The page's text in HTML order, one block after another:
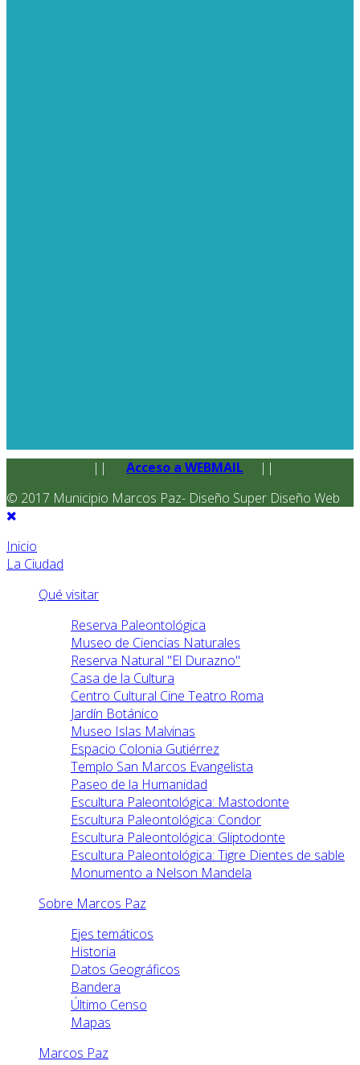
|| Acceso a WEBMAIL
||
© 2017 Municipio Marcos Paz- Diseño Super Diseño Web
Inicio
La Ciudad
Qué visitar
Reserva Paleontológica
Museo de Ciencias Naturales
Reserva Natural "El Durazno"
Casa de la Cultura
Centro Cultural Cine Teatro Roma
Jardín Botánico
Museo Islas Malvinas
Espacio Colonia Gutiérrez
Templo San Marcos Evangelista
Paseo de la Humanidad
Escultura Paleontológica: Mastodonte
Escultura Paleontológica: Condor
Escultura Paleontológica: Gliptodonte
Escultura Paleontológica: Tigre Dientes de sable
Monumento a Nelson Mandela
Sobre Marcos Paz
Ejes temáticos
Historia
Datos Geográficos
Bandera
Último Censo
Mapas
Marcos Paz